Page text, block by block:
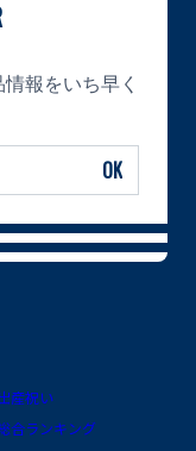
産祝い
合ランキング
報をいち早く
OK